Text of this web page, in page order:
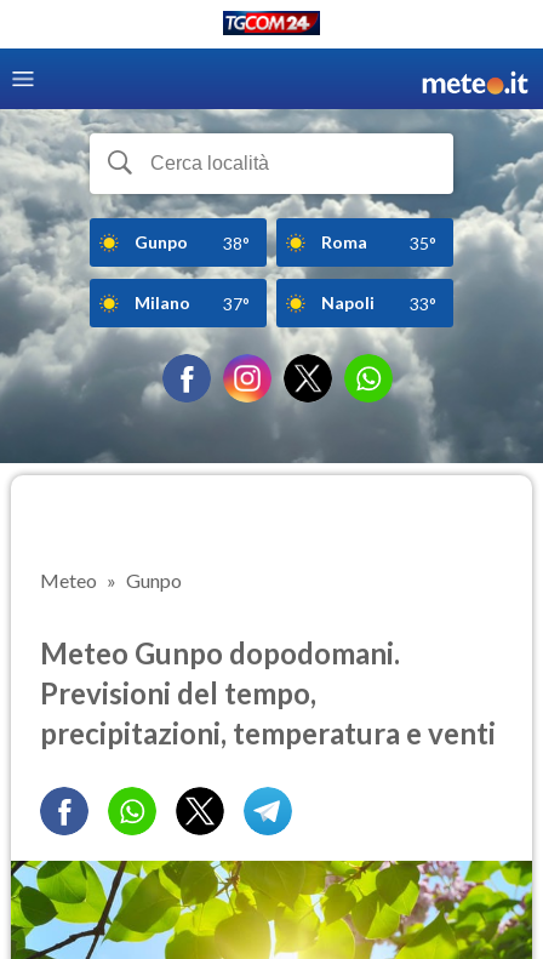
Gunpo 38° Roma 35°
Milano 37° Napoli 33°
Meteo Gunpo
Meteo Gunpo dopodomani.
Previsioni del tempo,
precipitazioni, temperatura e venti